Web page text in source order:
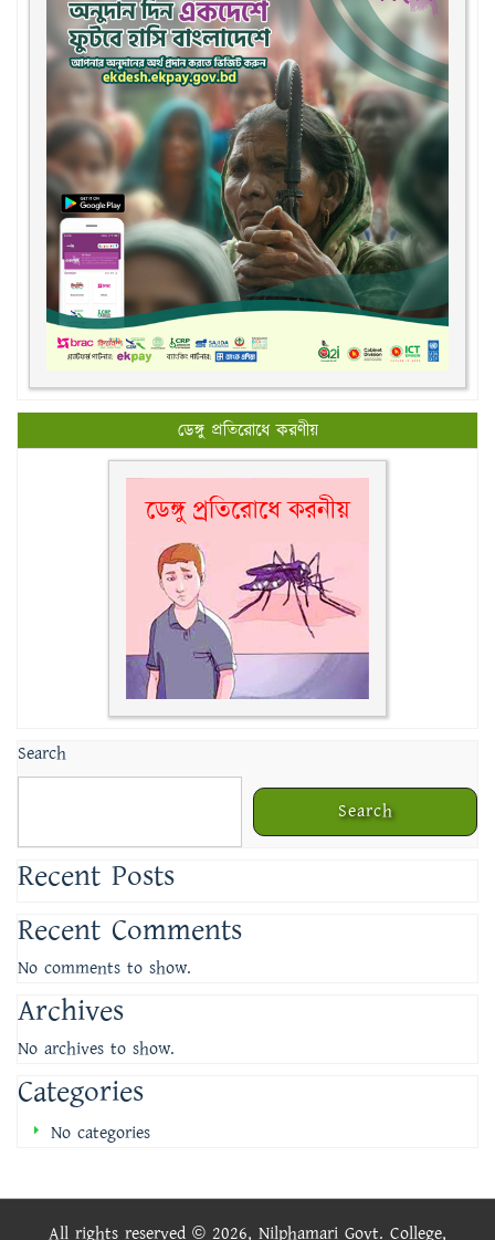
ডেঙ্গু প্রতিরোধে করণীয়
Search
Search
Recent Posts
Recent Comments
No comments to show.
Archives
No archives to show.
Categories
No categories
All rights reserved © 2026, Nilphamari Govt. College,